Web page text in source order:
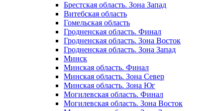
Брестская область. Зона Запад
Витебская область
Гомельская область
Гродненская область. Финал
Гродненская область. Зона Восток
Гродненская область. Зона Запад
Минск
Минская область. Финал
Минская область. Зона Север
Минская область. Зона Юг
Могилевская область. Финал
Могилевская область. Зона Восток